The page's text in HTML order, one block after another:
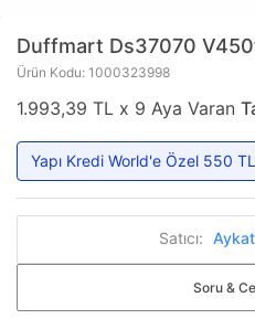
Duffmart Ds37070
Ürün Kodu: 1000323998
1.993,39 TL x 9 Aya Varan
Yapı Kredi World'e Özel 550
Satıcı:
Soru &